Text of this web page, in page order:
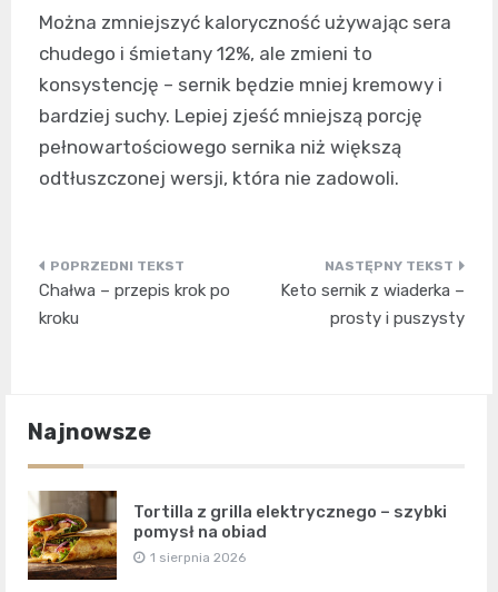
Można zmniejszyć kaloryczność używając sera
chudego i śmietany 12%, ale zmieni to
konsystencję – sernik będzie mniej kremowy i
bardziej suchy. Lepiej zjeść mniejszą porcję
pełnowartościowego sernika niż większą
odtłuszczonej wersji, która nie zadowoli.
Nawigacja
wpisu
Chałwa – przepis krok po
kroku
Keto sernik z wiaderka –
prosty i puszysty
Najnowsze
Tortilla z grilla elektrycznego – szybki
pomysł na obiad
1 sierpnia 2026